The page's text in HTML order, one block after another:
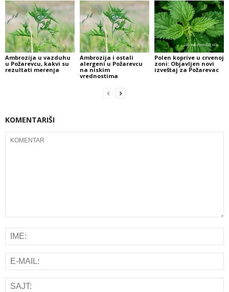
Ambrozija u vazduhu
u Požarevcu, kakvi su
rezultati merenja
Ambrozija i ostali
alergeni u Požarevcu
na niskim
vrednostima
Polen koprive u crvenoj
zoni: Objavljen novi
izveštaj za Požarevac
KOMENTARIŠI